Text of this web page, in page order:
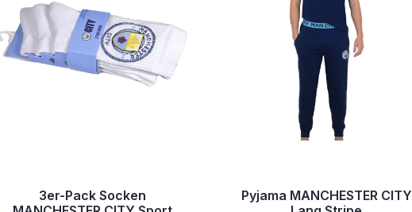
3er-Pack Socken
Pyjama MANCHESTER CITY